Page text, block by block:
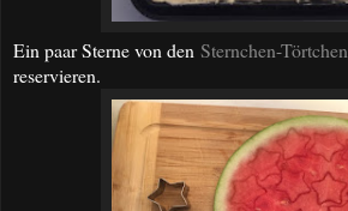
Ein paar Sterne von den Sternchen-Törtchen
reservieren.